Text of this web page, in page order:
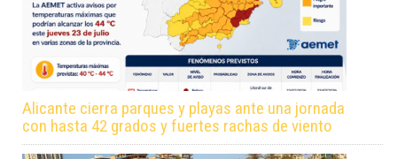
Alicante cierra parques y playas ante una jornada
con hasta 42 grados y fuertes rachas de viento